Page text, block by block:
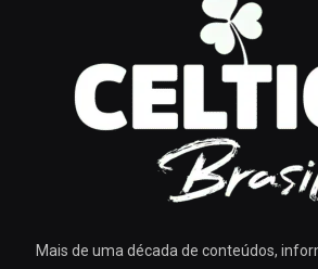
Mais de uma década de conteúdos,